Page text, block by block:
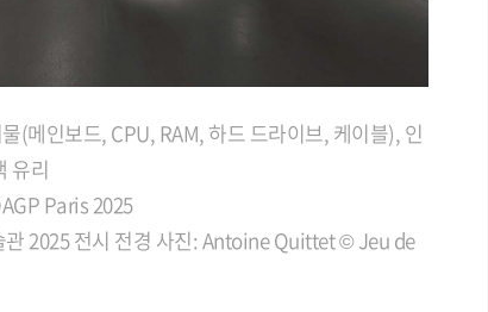
메인보드, CPU, RAM, 하드 드라이브, 케이블), 인
유리
Paris 2025
2025 전시 전경 사진: Antoine Quittet © Jeu de